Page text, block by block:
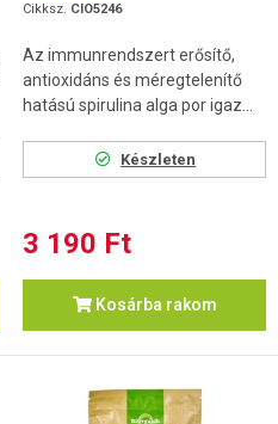
Cikksz. CIO5246
Az immunrendszert erősítő,
antioxidáns és méregtelenítő
hatású spirulina alga por igaz...
Készleten
3 190 Ft
Kosárba rakom